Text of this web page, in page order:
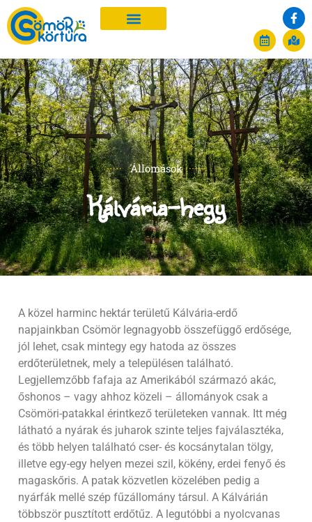
Állomások
Kálvária-hegy
A közel harminc hektár területű Kálvária-erdő
napjainkban Csömör legnagyobb összefüggő erdősége,
jól lehet, csak mintegy egy hatoda az összes
erdőterületnek, mely a településen található.
Legjellemzőbb fafaja az Amerikából származó akác,
őshonos – vagy ahhoz közeli – állományok csak a
Csömöri-patakkal érintkező területeken vannak. Itt még
látható a nyárak és juharok szinte teljes fajválasztéka,
és több helyen található cser- és kocsánytalan tölgy,
illetve egy-egy helyen mezei szil, kökény, erdei fenyő és
magaskőris. A patak közvetlen közelében pedig a
nyárfák mellé szép fűzállomány társul. A Kálvárián
többször pusztított erdőtűz. A legutóbbi a nyolcvanas